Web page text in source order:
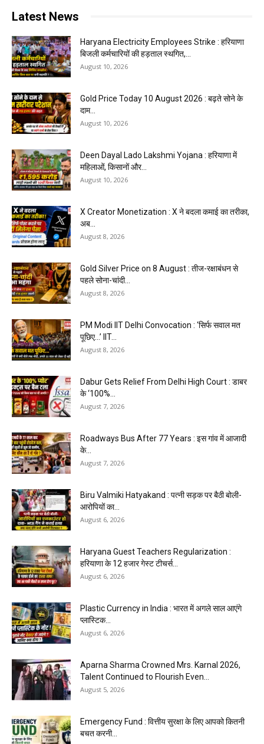
Latest News
Haryana Electricity Employees Strike : हरियाणा
बिजली कर्मचारियों की हड़ताल स्थगित,...
August 10, 2026
Gold Price Today 10 August 2026 : बढ़ते सोने के
दाम...
August 10, 2026
Deen Dayal Lado Lakshmi Yojana : हरियाणा में
महिलाओं, किसानों और...
August 10, 2026
X Creator Monetization : X ने बदला कमाई का तरीका,
अब...
August 8, 2026
Gold Silver Price on 8 August : तीज-रक्षाबंधन से
पहले सोना-चांदी...
August 8, 2026
PM Modi IIT Delhi Convocation : ‘सिर्फ सवाल मत
पूछिए…’ IIT...
August 8, 2026
Dabur Gets Relief From Delhi High Court : डाबर
के ‘100%...
August 7, 2026
Roadways Bus After 77 Years : इस गांव में आजादी
के...
August 7, 2026
Biru Valmiki Hatyakand : पत्नी सड़क पर बैठी बोली-
आरोपियों का...
August 6, 2026
Haryana Guest Teachers Regularization :
हरियाणा के 12 हजार गेस्ट टीचर्स...
August 6, 2026
Plastic Currency in India : भारत में अगले साल आएंगे
प्लास्टिक...
August 6, 2026
Aparna Sharma Crowned Mrs. Karnal 2026,
Talent Continued to Flourish Even...
August 5, 2026
Emergency Fund : वित्तीय सुरक्षा के लिए आपको कितनी
बचत करनी...